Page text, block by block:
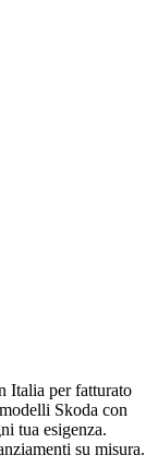
Italia per fatturato
Skoda con
tua esigenza.
su misura.